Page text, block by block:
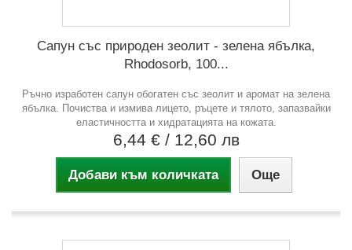
Сапун със природен зеолит - зелена ябълка,
Rhodosorb, 100...
Ръчно изработен сапун обогатен със зеолит и аромат на зелена
ябълка. Почиства и измива лицето, ръцете и тялото, запазвайки
еластичността и хидратацията на кожата.
6,44 € / 12,60 лв
Добави към количката Още